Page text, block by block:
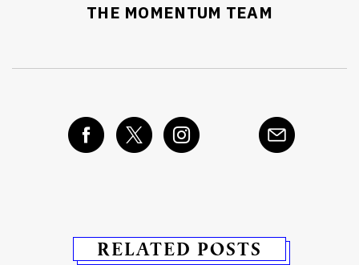
THE MOMENTUM TEAM
RELATED POSTS